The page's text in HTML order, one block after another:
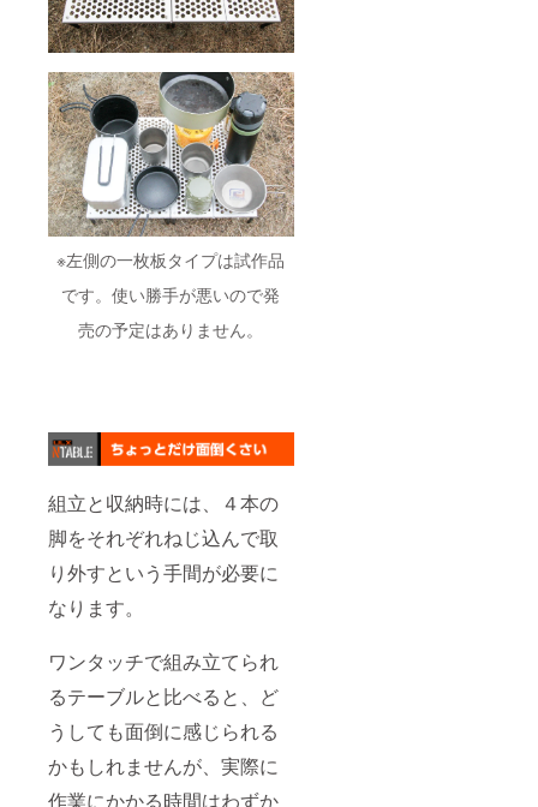
※左側の一枚板タイプは試作品
です。使い勝手が悪いので発
売の予定はありません。
組立と収納時には、４本の
脚をそれぞれねじ込んで取
り外すという手間が必要に
なります。
ワンタッチで組み立てられ
るテーブルと比べると、ど
うしても面倒に感じられる
かもしれませんが、実際に
作業にかかる時間はわずか